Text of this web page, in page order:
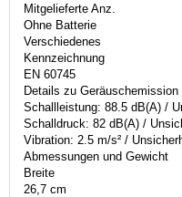
Mitgelieferte Anz.
Ohne Batterie
Verschiedenes
Kennzeichnung
EN 60745
Details zu
Schallleistung: 88.5 dB(A) /
Schalldruck: 82 dB(A) /
Vibration: 2.5 m/s² /
Abmessungen und Gewicht
Breite
26,7 cm